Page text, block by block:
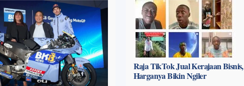
Raja TikTok Jual Kerajaan Bisnis,
Harganya Bikin Ngiler